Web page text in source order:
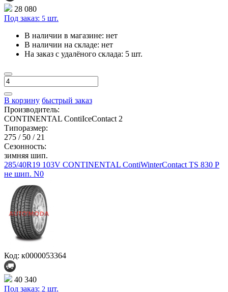
28 080
Под заказ: 5 шт.
В наличии в магазине: нет
В наличии на складе: нет
На заказ с удалёного склада: 5 шт.
В корзину быстрый заказ
Производитель:
CONTINENTAL ContiIceContact 2
Типоразмер:
275 / 50 / 21
Сезонность:
зимняя шип.
285/40R19 103V CONTINENTAL ContiWinterContact TS 830 P
не шип. N0
Код: к0000053364
40 340
Под заказ: 2 шт.